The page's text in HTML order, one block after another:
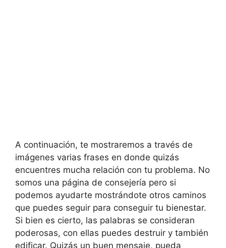
A continuación, te mostraremos a través de
imágenes varias frases en donde quizás
encuentres mucha relación con tu problema. No
somos una página de consejería pero si
podemos ayudarte mostrándote otros caminos
que puedes seguir para conseguir tu bienestar.
Si bien es cierto, las palabras se consideran
poderosas, con ellas puedes destruir y también
edificar. Quizás un buen mensaje, pueda